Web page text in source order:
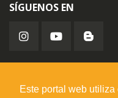
Este portal web
SÍGUENOS EN